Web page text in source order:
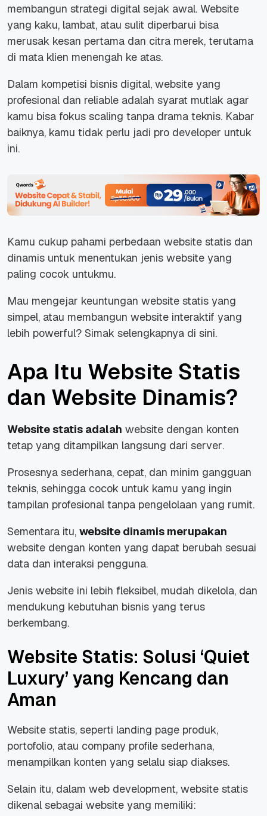
membangun strategi digital sejak awal. Website
yang kaku, lambat, atau sulit diperbarui bisa
merusak kesan pertama dan citra merek, terutama
di mata klien menengah ke atas.
Dalam kompetisi bisnis digital, website yang
profesional dan reliable adalah syarat mutlak agar
kamu bisa fokus scaling tanpa drama teknis. Kabar
baiknya, kamu tidak perlu jadi pro developer untuk
ini.
Kamu cukup pahami perbedaan website statis dan
dinamis untuk menentukan jenis website yang
paling cocok untukmu.
Mau mengejar keuntungan website statis yang
simpel, atau membangun website interaktif yang
lebih powerful? Simak selengkapnya di sini.
Apa Itu Website Statis
dan Website Dinamis?
Website statis adalah website dengan konten
tetap yang ditampilkan langsung dari server.
Prosesnya sederhana, cepat, dan minim gangguan
teknis, sehingga cocok untuk kamu yang ingin
tampilan profesional tanpa pengelolaan yang rumit.
Sementara itu, website dinamis merupakan
website dengan konten yang dapat berubah sesuai
data dan interaksi pengguna.
Jenis website ini lebih fleksibel, mudah dikelola, dan
mendukung kebutuhan bisnis yang terus
berkembang.
Website Statis: Solusi ‘Quiet
Luxury’ yang Kencang dan
Aman
Website statis, seperti landing page produk,
portofolio, atau company profile sederhana,
menampilkan konten yang selalu siap diakses.
Selain itu, dalam web development, website statis
dikenal sebagai website yang memiliki: